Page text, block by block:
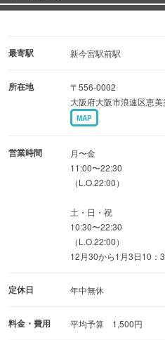
特製ソース、衣、ジューシー
この3つが絶妙のバランスで素
ソースはもちろん二度漬け禁止
たっぷりとソースを付け召し
口の中でバランスのとれた串
一度食べるとヤミツキになりま
最寄駅 新今宮駅前駅
所在地
〒556-0002
大阪府大阪市浪速区恵
MAP
営業時間
月〜金
11:00〜22:30
（L.O.22:00）
土・日・祝
10:30〜22:30
（L.O.22:00）
12月30から1月3日10：
定休日 年中無休
料金・費用 平均予算 1,500円